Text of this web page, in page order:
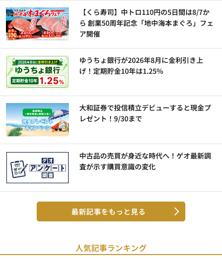
【くら寿司】中トロ110円の5日間は8/7か
ら 創業50周年記念「地中海本まぐろ」フェ
ア開催
ゆうちょ銀行が2026年8月に金利引き上
げ！定期貯金10年は1.25%
大和証券で投信積立デビューすると現金プ
レゼント！9/30まで
中古品の売買が身近な時代へ！ゲオ最新調
査が示す購買意識の変化
最新記事をもっと見る
人気記事ランキング